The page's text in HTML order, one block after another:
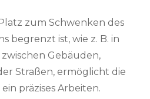
zum Schwenken des
begrenzt ist, wie z. B. in
Gebäuden,
Straßen, ermöglicht die
präzises Arbeiten.